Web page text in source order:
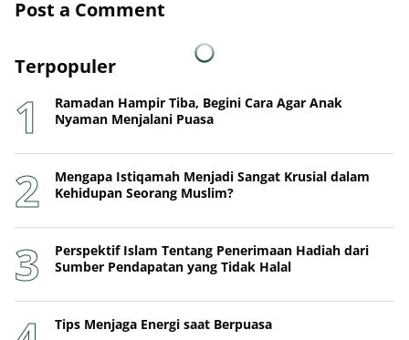
Post a Comment
Terpopuler
Ramadan Hampir Tiba, Begini Cara Agar Anak
Nyaman Menjalani Puasa
Mengapa Istiqamah Menjadi Sangat Krusial dalam
Kehidupan Seorang Muslim?
Perspektif Islam Tentang Penerimaan Hadiah dari
Sumber Pendapatan yang Tidak Halal
Tips Menjaga Energi saat Berpuasa